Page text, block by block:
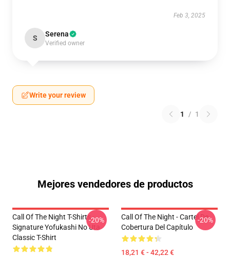
Feb 3, 2025
S Serena
Verified owner
Write your review
1 / 1
Mejores vendedores de productos
Call Of The Night T-Shirts -
Signature Yofukashi No Uta
Classic T-Shirt
-20%
Call Of The Night - Cartel De
Cobertura Del Capítulo
18,21 € - 42,22 €
-20%